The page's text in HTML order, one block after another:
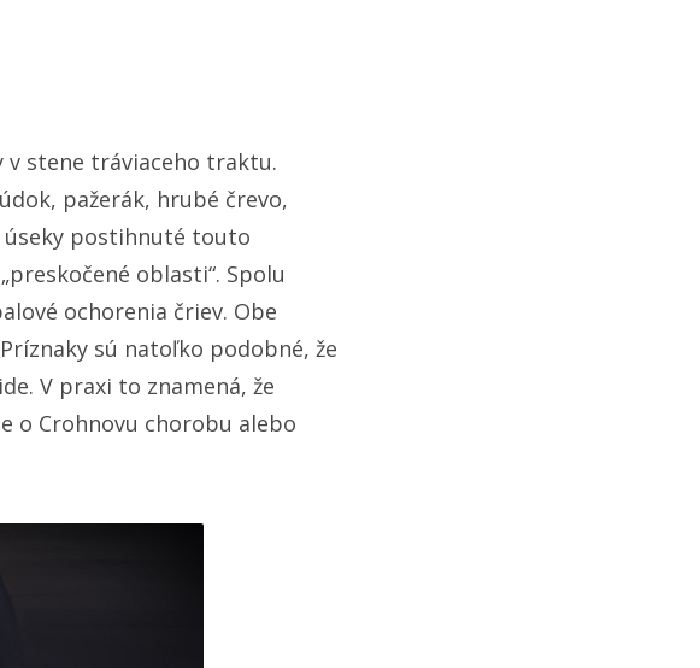
v stene tráviaceho traktu.
pažerák, hrubé črevo,
úseky postihnuté touto
oblasti“. Spolu
ochorenia čriev. Obe
sú natoľko podobné, že
V praxi to znamená, že
o Crohnovu chorobu alebo